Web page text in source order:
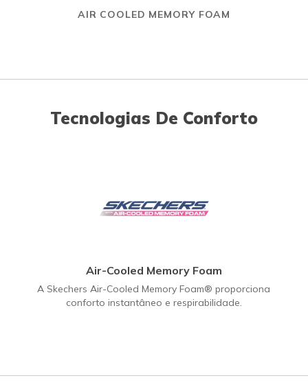
AIR COOLED MEMORY FOAM
Tecnologias De Conforto
Air-Cooled Memory Foam
A Skechers Air-Cooled Memory Foam® proporciona
conforto instantâneo e respirabilidade.